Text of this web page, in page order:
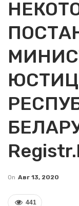
On Авг 13, 2020
441